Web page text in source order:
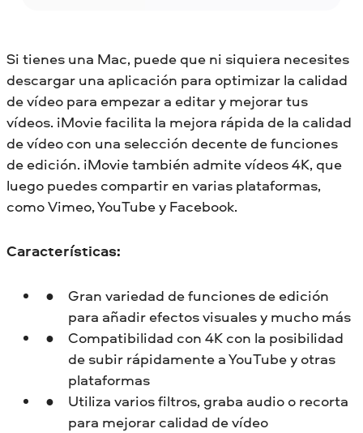
Si tienes una Mac, puede que ni siquiera necesites
descargar una aplicación para optimizar la calidad
de vídeo para empezar a editar y mejorar tus
vídeos. iMovie facilita la mejora rápida de la calidad
de vídeo con una selección decente de funciones
de edición. iMovie también admite vídeos 4K, que
luego puedes compartir en varias plataformas,
como Vimeo, YouTube y Facebook.
Características:
Gran variedad de funciones de edición
para añadir efectos visuales y mucho más
Compatibilidad con 4K con la posibilidad
de subir rápidamente a YouTube y otras
plataformas
Utiliza varios filtros, graba audio o recorta
para mejorar calidad de vídeo